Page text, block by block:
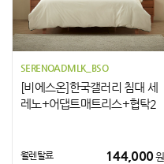
SERENOADMLK_BSO
[비에스온]한국갤러리 침대 세
레노+어댑트매트리스+협탁2
월렌탈료 144,000원